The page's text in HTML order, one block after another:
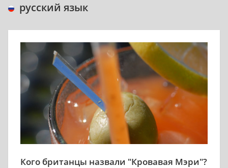
русский язык
Кого британцы назвали "Кровавая Мэри"?